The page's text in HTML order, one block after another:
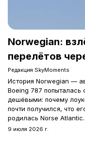
Norwegian:
перелётов
Редакция SkyMoments
История Norwegian —
Boeing 787 попыталась
дешёвыми: почему
почти получился, что
родилась Norse Atlantic.
9 июля 2026 г.